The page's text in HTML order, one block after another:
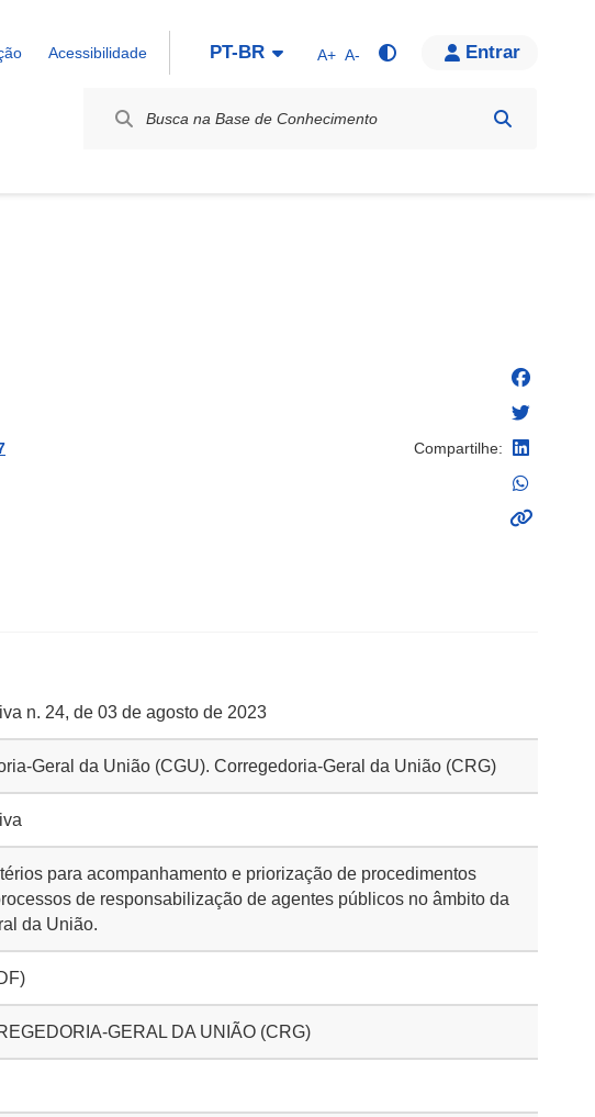
Acessibilidade PT-BR A+ A- Entrar
Compartilhe:
n. 24, de 03 de agosto de 2023
Geral da União (CGU). Corregedoria-Geral da União (CRG)
para acompanhamento e priorização de procedimentos
de responsabilização de agentes públicos no âmbito da
da União.
GERAL DA UNIÃO (CRG)